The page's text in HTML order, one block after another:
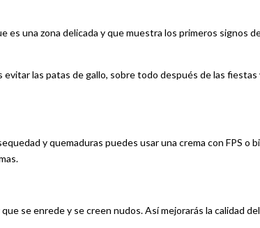
es una zona delicada y que muestra los primeros signos
las patas de gallo, sobre todo después de las
y quemaduras puedes usar una crema con FPS o
se enrede y se creen nudos. Así mejorarás la calidad